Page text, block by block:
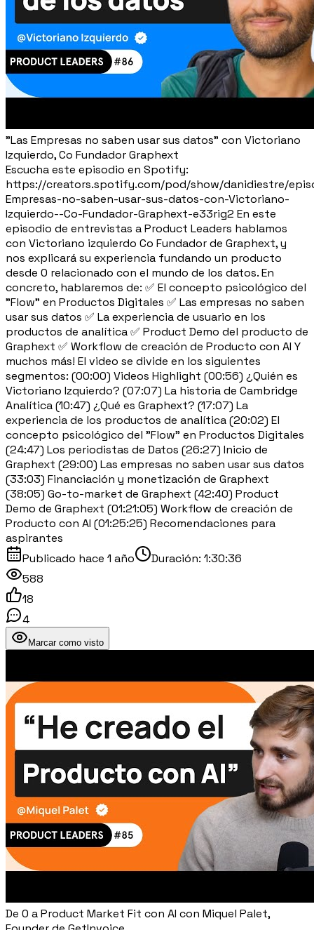
"Las Empresas no saben usar sus datos" con Victoriano
Izquierdo, Co Fundador Graphext
Escucha este episodio en Spotify:
https://creators.spotify.com/pod/show/danidiestre/
Empresas-no-saben-usar-sus-datos-con-Victoriano-
Izquierdo--Co-Fundador-Graphext-e33rig2 En este
episodio de entrevistas a Product Leaders hablamos
con Victoriano izquierdo Co Fundador de Graphext, y
nos explicará su experiencia fundando un producto
desde 0 relacionado con el mundo de los datos. En
concreto, hablaremos de: ✅ El concepto psicológico del
"Flow" en Productos Digitales ✅ Las empresas no saben
usar sus datos ✅ La experiencia de usuario en los
productos de analítica ✅ Product Demo del producto de
Graphext ✅ Workflow de creación de Producto con AI Y
muchos más! El video se divide en los siguientes
segmentos: (00:00) Videos Highlight (00:56) ¿Quién es
Victoriano Izquierdo? (07:07) La historia de Cambridge
Analítica (10:47) ¿Qué es Graphext? (17:07) La
experiencia de los productos de analítica (20:02) El
concepto psicológico del "Flow" en Productos Digitales
(24:47) Los periodistas de Datos (26:27) Inicio de
Graphext (29:00) Las empresas no saben usar sus datos
(33:03) Financiación y monetización de Graphext
(38:05) Go-to-market de Graphext (42:40) Product
Demo de Graphext (01:21:05) Workflow de creación de
Producto con AI (01:25:25) Recomendaciones para
aspirantes
Publicado hace 1 año Duración: 1:30:36
588
18
4
Marcar como visto
De 0 a Product Market Fit con AI con Miquel Palet,